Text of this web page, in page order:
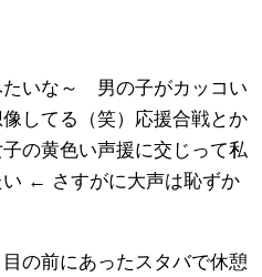
たいな～ 男の子がカッコい
してる（笑）応援合戦とか
の黄色い声援に交じって私
い ← さすがに大声は恥ずか
の前にあったスタバで休憩